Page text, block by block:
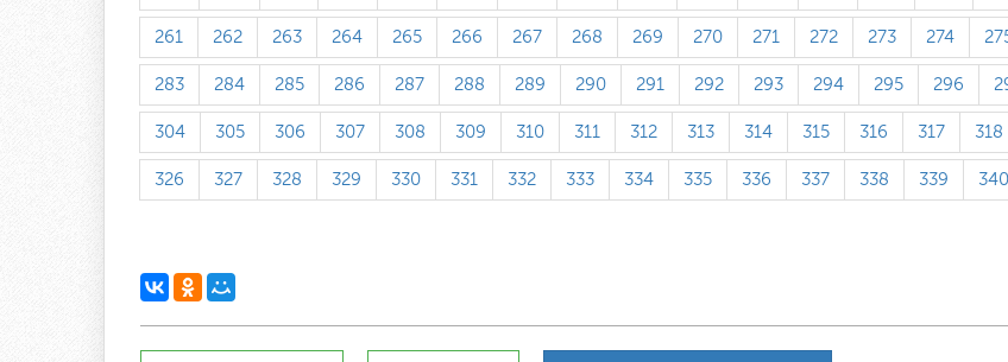
261 262 263 264 265 266 267 268 269 270 271 272 273 274
283 284 285 286 287 288 289 290 291 292 293 294 295 296
304 305 306 307 308 309 310 311 312 313 314 315 316 317 318
326 327 328 329 330 331 332 333 334 335 336 337 338 339 340